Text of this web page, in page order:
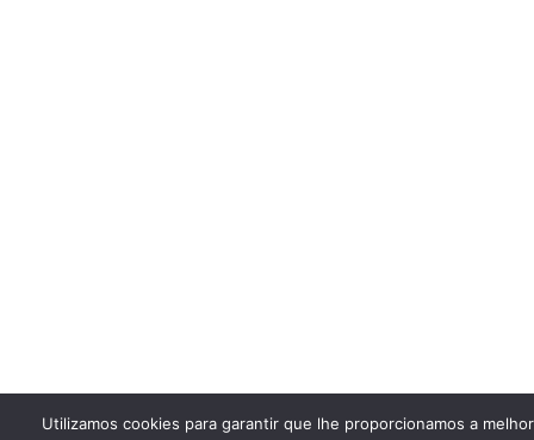
Utilizamos cookies para garantir que lhe proporcionamos a